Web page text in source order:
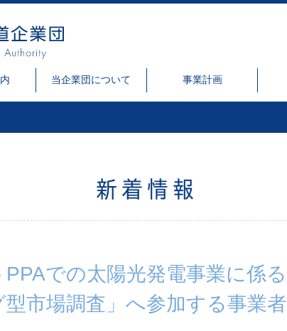
当企業団について 事業計画
新着情報
PPAでの太陽光発電事業に係る
市場調査」へ参加する事業者